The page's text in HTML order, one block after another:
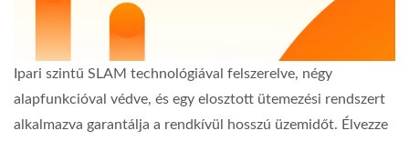
Ipari szintű SLAM technológiával felszerelve, négy
alapfunkcióval védve, és egy elosztott ütemezési rendszert
alkalmazva garantálja a rendkívül hosszú üzemidőt. Élvezze